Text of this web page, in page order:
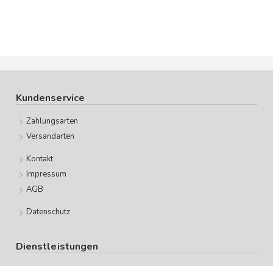
Kundenservice
Zahlungsarten
Versandarten
Kontakt
Impressum
AGB
Datenschutz
Dienstleistungen